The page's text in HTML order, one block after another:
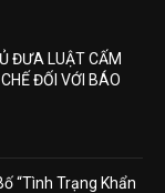
ĐƯA LUẬT CẤM
ĐỐI VỚI BÁO
“Tình Trạng Khẩn